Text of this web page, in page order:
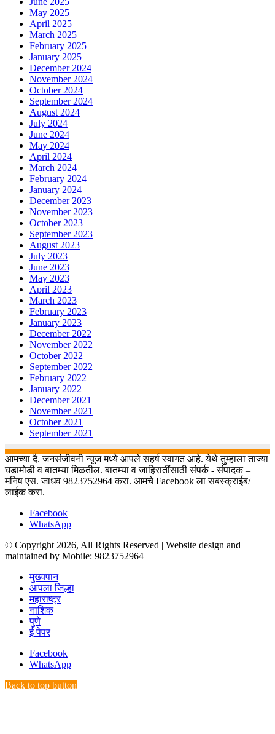
May 2025
April 2025
March 2025
February 2025
January 2025
December 2024
November 2024
October 2024
September 2024
August 2024
July 2024
June 2024
May 2024
April 2024
March 2024
February 2024
January 2024
December 2023
November 2023
October 2023
September 2023
August 2023
July 2023
June 2023
May 2023
April 2023
March 2023
February 2023
January 2023
December 2022
November 2022
October 2022
September 2022
February 2022
January 2022
December 2021
November 2021
October 2021
September 2021
आमच्या दै. जनसंजीवनी न्यूज मध्ये आपले सहर्ष स्वागत आहे. येथे तुम्हाला ताज्या
घडामोडी व बातम्या मिळतील. बातम्या व जाहिरातींसाठी संपर्क - संपादक –
मनिष एस. जाधव 9823752964 करा. आमचे Facebook ला सबस्क्राईब/
लाईक करा.
Facebook
WhatsApp
© Copyright 2026, All Rights Reserved | Website design and
maintained by Mobile: 9823752964
मुख्यपान
आपला जिल्हा
महाराष्ट्र
नाशिक
पुणे
ई पेपर
Facebook
WhatsApp
Back to top button